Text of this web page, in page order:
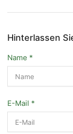
Hinterlassen
Name *
E-Mail *